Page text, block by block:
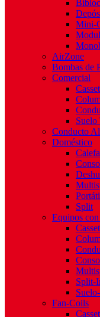
Mini-
AirZone
Bombas de
Comercial
Suelo
Conducto
Doméstico
Split
Equipos
Split-
Fan-Coils